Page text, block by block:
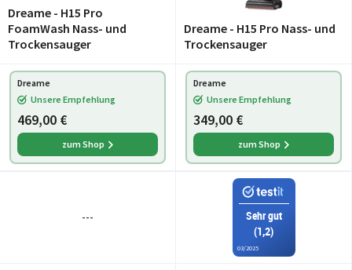
Dreame - H15 Pro
FoamWash Nass- und
Trockensauger
Dreame - H15 Pro Nass- und
Trockensauger
Dreame
Unsere Empfehlung
469,00 €
zum Shop
Dreame
Unsere Empfehlung
349,00 €
zum Shop
---
Sehr gut
(1,2)
03/2025